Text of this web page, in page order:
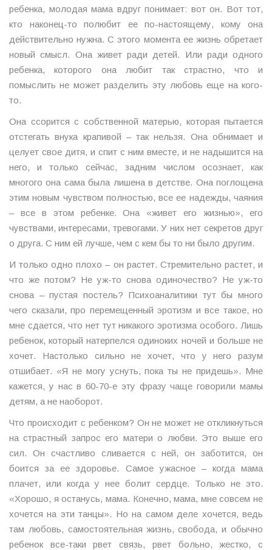
ребенка, молодая мама вдруг понимает: вот он. Вот тот,
кто наконец-то полюбит ее по-настоящему, кому она
действительно нужна. С этого момента ее жизнь обретает
новый смысл. Она живет ради детей. Или ради одного
ребенка, которого она любит так страстно, что и
помыслить не может разделить эту любовь еще на кого-
то.
Она ссорится с собственной матерью, которая пытается
отстегать внука крапивой – так нельзя. Она обнимает и
целует свое дитя, и спит с ним вместе, и не надышится на
него, и только сейчас, задним числом осознает, как
многого она сама была лишена в детстве. Она поглощена
этим новым чувством полностью, все ее надежды, чаяния
– все в этом ребенке. Она «живет его жизнью», его
чувствами, интересами, тревогами. У них нет секретов друг
о друга. С ним ей лучше, чем с кем бы то ни было другим.
И только одно плохо – он растет. Стремительно растет, и
что же потом? Не уж-то снова одиночество? Не уж-то
снова – пустая постель? Психоаналитики тут бы много
чего сказали, про перемещенный эротизм и все такое, но
мне сдается, что нет тут никакого эротизма особого. Лишь
ребенок, который натерпелся одиноких ночей и больше не
хочет. Настолько сильно не хочет, что у него разум
отшибает. «Я не могу уснуть, пока ты не придешь». Мне
кажется, у нас в 60-70-е эту фразу чаще говорили мамы
детям, а не наоборот.
Что происходит с ребенком? Он не может не откликнуться
на страстный запрос его матери о любви. Это выше его
сил. Он счастливо сливается с ней, он заботится, он
боится за ее здоровье. Самое ужасное – когда мама
плачет, или когда у нее болит сердце. Только не это.
«Хорошо, я останусь, мама. Конечно, мама, мне совсем не
хочется на эти танцы». Но на самом деле хочется, ведь
там любовь, самостоятельная жизнь, свобода, и обычно
ребенок все-таки рвет связь, рвет больно, жестко, с